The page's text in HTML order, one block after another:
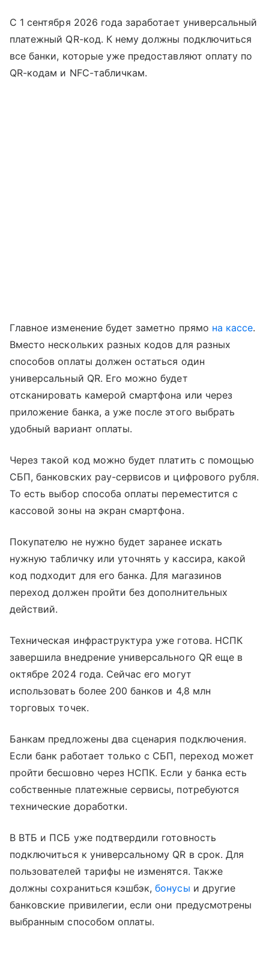
С 1 сентября 2026 года заработает универсальный
платежный QR-код. К нему должны подключиться
все банки, которые уже предоставляют оплату по
QR-кодам и NFC-табличкам.
Главное изменение будет заметно прямо на кассе.
Вместо нескольких разных кодов для разных
способов оплаты должен остаться один
универсальный QR. Его можно будет
отсканировать камерой смартфона или через
приложение банка, а уже после этого выбрать
удобный вариант оплаты.
Через такой код можно будет платить с помощью
СБП, банковских pay-сервисов и цифрового рубля.
То есть выбор способа оплаты переместится с
кассовой зоны на экран смартфона.
Покупателю не нужно будет заранее искать
нужную табличку или уточнять у кассира, какой
код подходит для его банка. Для магазинов
переход должен пройти без дополнительных
действий.
Техническая инфраструктура уже готова. НСПК
завершила внедрение универсального QR еще в
октябре 2024 года. Сейчас его могут
использовать более 200 банков и 4,8 млн
торговых точек.
Банкам предложены два сценария подключения.
Если банк работает только с СБП, переход может
пройти бесшовно через НСПК. Если у банка есть
собственные платежные сервисы, потребуются
технические доработки.
В ВТБ и ПСБ уже подтвердили готовность
подключиться к универсальному QR в срок. Для
пользователей тарифы не изменятся. Также
должны сохраниться кэшбэк,бонусы и другие
банковские привилегии, если они предусмотрены
выбранным способом оплаты.